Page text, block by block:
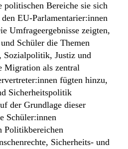
politischen Bereiche sie sich
EU-Parlamentarier:innen
Umfrageergebnisse zeigten,
Schüler die Themen
Justiz und
Migration als zentral
fügten hinzu,
Sicherheitspolitik
der Grundlage dieser
Schüler:innen
Politikbereichen
Sicherheits- und